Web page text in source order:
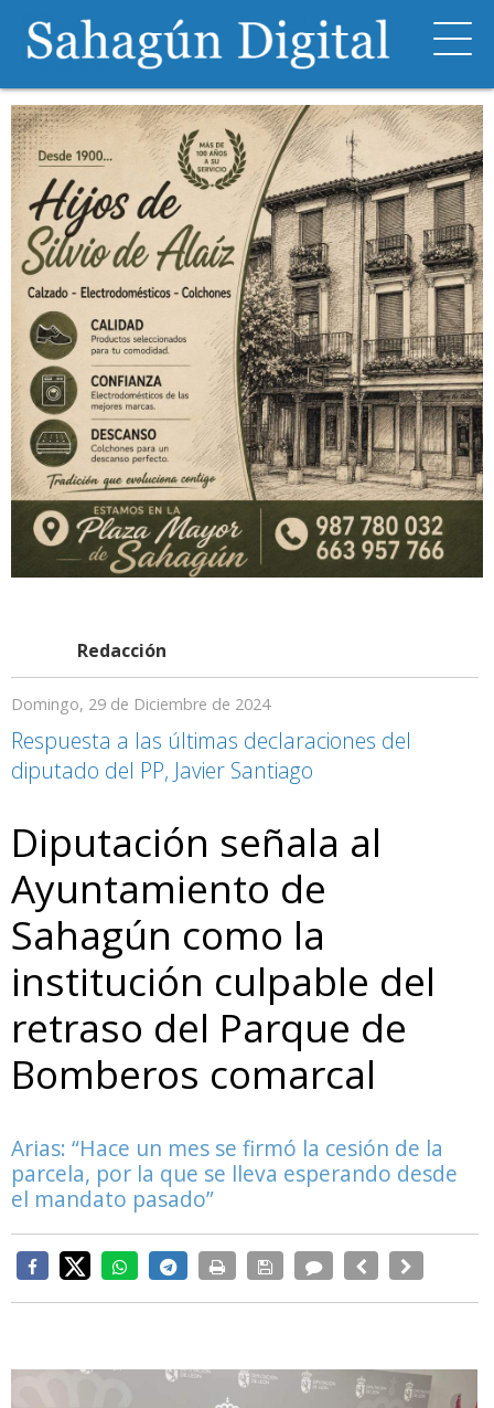
Redacción
Domingo, 29 de Diciembre de 2024
Respuesta a las últimas declaraciones del
diputado del PP, Javier Santiago
Diputación señala al
Ayuntamiento de
Sahagún como la
institución culpable del
retraso del Parque de
Bomberos comarcal
Arias: “Hace un mes se firmó la cesión de la
parcela, por la que se lleva esperando desde
el mandato pasado”